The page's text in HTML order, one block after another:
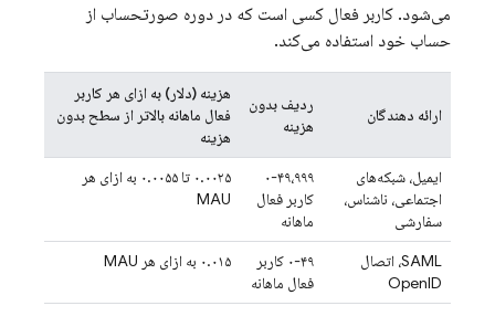
می‌شود. کاربر فعال کسی است که در دوره صورتحساب از
حساب خود استفاده می‌کند.
ارائه دهندگان
ردیف بدون
هزینه
هزینه (دلار) به ازای هر کاربر
فعال ماهانه بالاتر از سطح بدون
هزینه
ایمیل، شبکه‌های
اجتماعی، ناشناس،
سفارشی
۰-۴۹،۹۹۹
کاربر فعال
ماهانه
۰.۰۰۲۵ تا ۰.۰۰۵۵ به ازای هر
MAU
SAML، اتصال
OpenID
۰-۴۹ کاربر
فعال ماهانه
۰.۰۱۵ به ازای هر MAU